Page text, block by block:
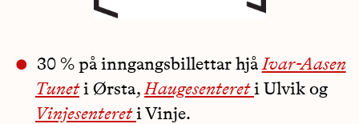
30 % på inngangsbillettar hjåIvar-Aasen
Tuneti Ørsta,Haugesentereti Ulvik og
Vinjesentereti Vinje.